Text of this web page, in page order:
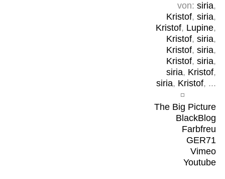
von: siria,
Kristof, siria,
Kristof, Lupine,
Kristof, siria,
Kristof, siria,
Kristof, siria,
siria, Kristof,
siria, Kristof, ...
The Big Picture
BlackBlog
Farbfreu
GER71
Vimeo
Youtube